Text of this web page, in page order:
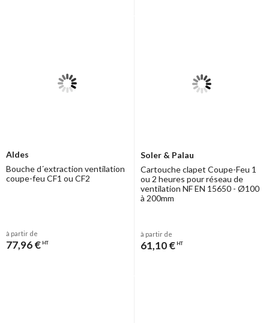
Aldes
Bouche d´extraction ventilation
coupe-feu CF1 ou CF2
à partir de
77,96 € HT
Soler & Palau
Cartouche clapet Coupe-Feu 1
ou 2 heures pour réseau de
ventilation NF EN 15650 - Ø100
à 200mm
à partir de
61,10 € HT